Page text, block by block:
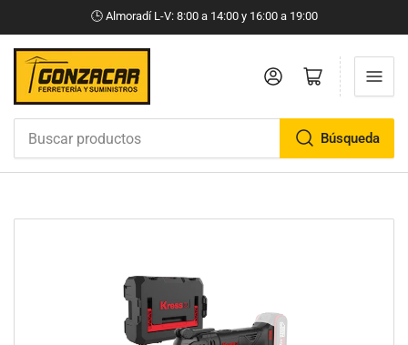
🕒​ Almoradí L-V: 8:00 a 14:00 y 16:00 a 19:00
Búsqueda
Iniciar sesiónAbrir cesta pequeña